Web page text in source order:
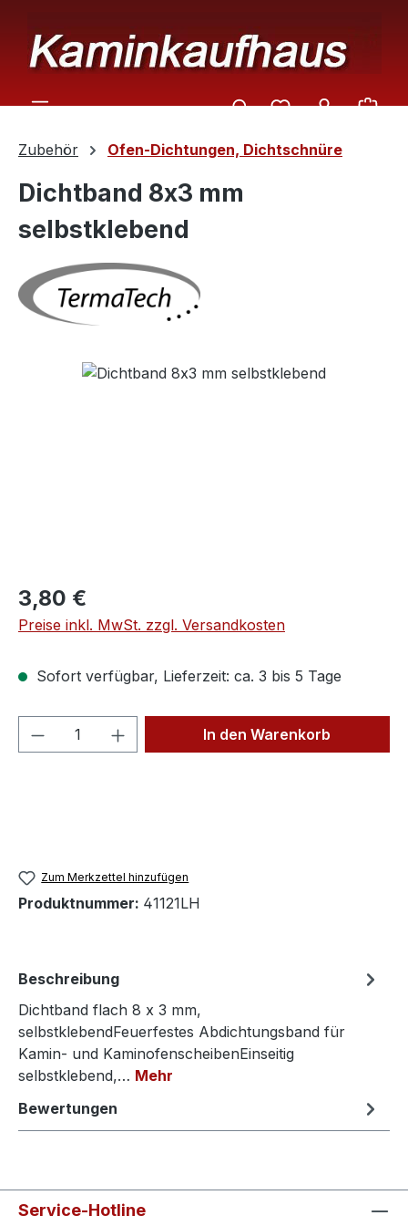
Zubehör Ofen-Dichtungen, Dichtschnüre
Dichtband 8x3 mm
selbstklebend
Bildergalerie überspringen
Regulärer Preis:
3,80 €
Preise inkl. MwSt. zzgl. Versandkosten
Sofort verfügbar, Lieferzeit: ca. 3 bis 5 Tage
Produkt Anzahl: Gib denIn den Warenkorb
Zum Merkzettel hinzufügen
Produktnummer: 41121LH
Beschreibung
Dichtband flach 8 x 3 mm,
selbstklebendFeuerfestes Abdichtungsband für
Kamin- und KaminofenscheibenEinseitig
selbstklebend,… Mehr
Bewertungen
Service-Hotline